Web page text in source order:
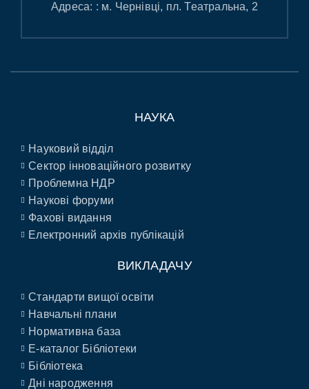
Адреса: : м. Чернівці, пл. Театральна, 2
НАУКА
Науковий відділ
Сектор інноваційного розвитку
Проблемна НДР
Наукові форуми
Фахові видання
Електронний архів публікацій
ВИКЛАДАЧУ
Стандарти вищої освіти
Навчальні плани
Нормативна база
E-каталог Бібліотеки
Бібліотека
Дні народження